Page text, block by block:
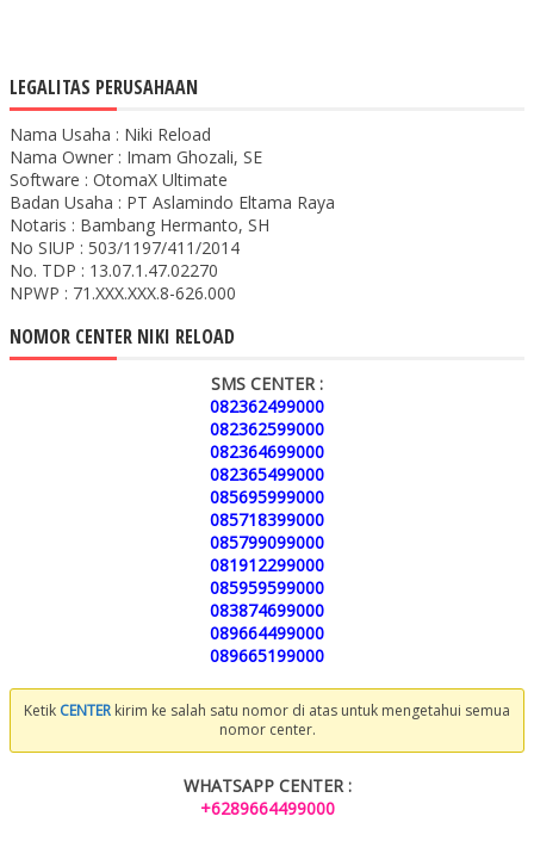
LEGALITAS PERUSAHAAN
Nama Usaha : Niki Reload
Nama Owner : Imam Ghozali, SE
Software : OtomaX Ultimate
Badan Usaha : PT Aslamindo Eltama Raya
Notaris : Bambang Hermanto, SH
No SIUP : 503/1197/411/2014
No. TDP : 13.07.1.47.02270
NPWP : 71.XXX.XXX.8-626.000
NOMOR CENTER NIKI RELOAD
SMS CENTER :
082362499000
082362599000
082364699000
082365499000
085695999000
085718399000
085799099000
081912299000
085959599000
083874699000
089664499000
089665199000
Ketik CENTER kirim ke salah satu nomor di atas untuk mengetahui semua
nomor center.
WHATSAPP CENTER :
+6289664499000